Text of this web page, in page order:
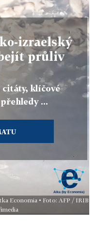
izraelský
průliv
citáty, klíčové
...
Economia • Foto: AFP / IRIB